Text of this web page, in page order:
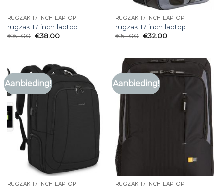
RUGZAK 17 INCH LAPTOP
rugzak 17 inch laptop
€61.00 €38.00
RUGZAK 17 INCH LAPTOP
rugzak 17 inch laptop
€51.00 €32.00
Aanbieding!
RUGZAK 17 INCH LAPTOP
Aanbieding!
RUGZAK 17 INCH LAPTOP